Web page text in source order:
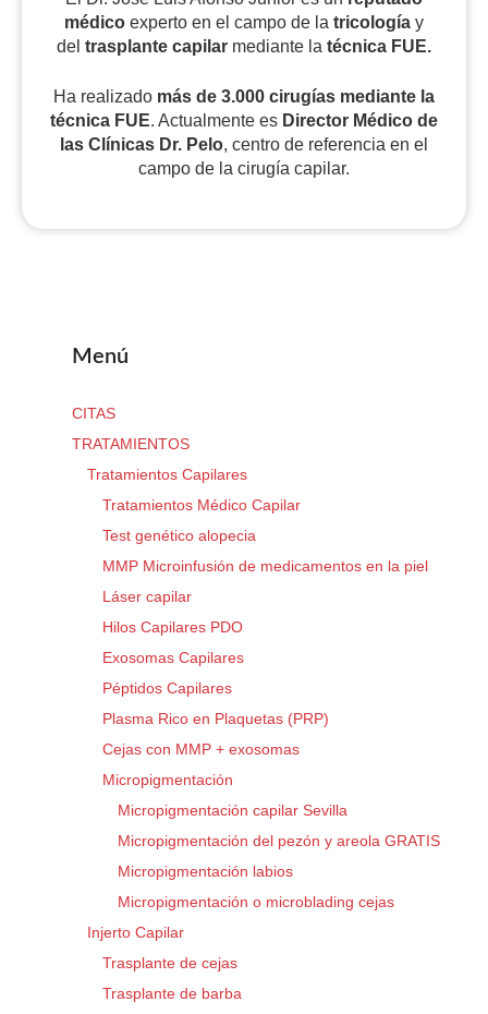
médico experto en el campo de la tricología y
del trasplante capilar mediante la técnica FUE.
Ha realizado más de 3.000 cirugías mediante la
técnica FUE. Actualmente es Director Médico de
las Clínicas Dr. Pelo, centro de referencia en el
campo de la cirugía capilar.
Menú
CITAS
TRATAMIENTOS
Tratamientos Capilares
Tratamientos Médico Capilar
Test genético alopecia
MMP Microinfusión de medicamentos en la piel
Láser capilar
Hilos Capilares PDO
Exosomas Capilares
Péptidos Capilares
Plasma Rico en Plaquetas (PRP)
Cejas con MMP + exosomas
Micropigmentación
Micropigmentación capilar Sevilla
Micropigmentación del pezón y areola GRATIS
Micropigmentación labios
Micropigmentación o microblading cejas
Injerto Capilar
Trasplante de cejas
Trasplante de barba